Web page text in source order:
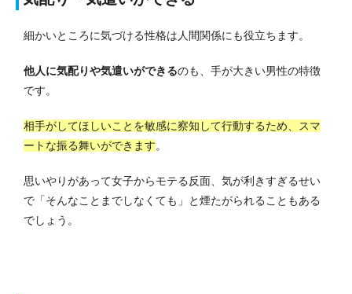
細かいところに気づける性格は人間関係にも役立ちます。
他人に気配りや気遣いができるのも、手が大きい男性の特徴
です。
相手がしてほしいことを敏感に察知して行動するため、スマ
ートな振る舞いができます。
思いやりがあって女子からモテる反面、気が利きすぎるせい
で「そんなことまでしなくても」と煙たがられることもある
でしょう。